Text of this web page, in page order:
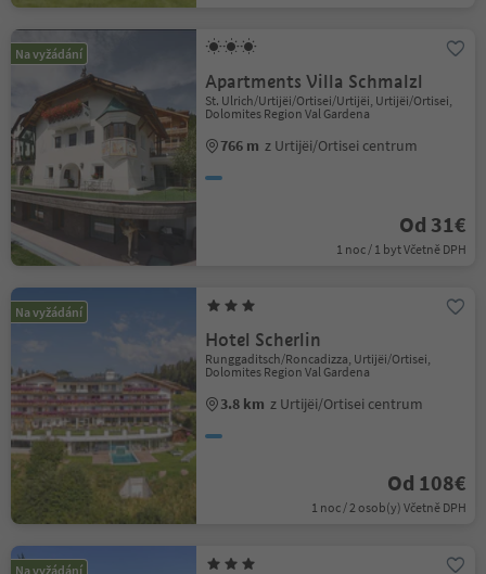
Na vyžádání
Apartments Villa Schmalzl
St. Ulrich/Urtijëi/Ortisei/Urtijëi, Urtijëi/Ortisei,
Dolomites Region Val Gardena
766 m z Urtijëi/Ortisei centrum
Od 31€
1 noc / 1 byt Včetně DPH
Na vyžádání
Hotel Scherlin
Runggaditsch/Roncadizza, Urtijëi/Ortisei,
Dolomites Region Val Gardena
3.8 km z Urtijëi/Ortisei centrum
Od 108€
1 noc / 2 osob(y) Včetně DPH
Na vyžádání